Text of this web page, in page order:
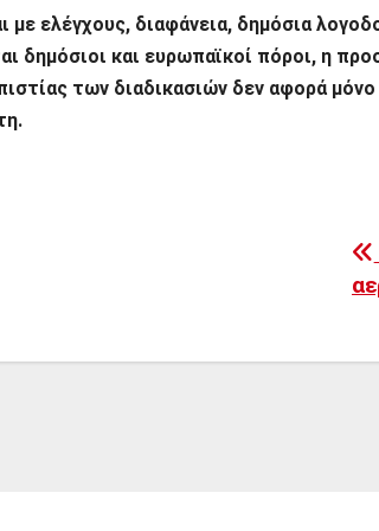
με ελέγχους, διαφάνεια, δημόσια
δημόσιοι και ευρωπαϊκοί πόροι, η
των διαδικασιών δεν αφορά